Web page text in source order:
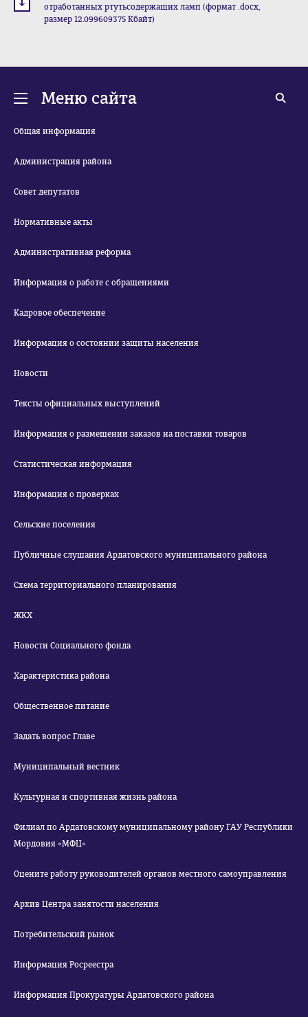
отработанных ртутьсодержащих ламп (формат .docx,
размер 12.099609375 Кбайт)
Меню сайта
Общая информация
Администрация района
Совет депутатов
Нормативные акты
Административная реформа
Информация о работе с обращениями
Кадровое обеспечение
Информация о состоянии защиты населения
Новости
Тексты официальных выступлений
Информация о размещении заказов на поставки товаров
Статистическая информация
Информация о проверках
Сельские поселения
Публичные слушания Ардатовского муниципального района
Схема территориального планирования
ЖКХ
Новости Социального фонда
Характеристика района
Общественное питание
Задать вопрос Главе
Муниципальный вестник
Культурная и спортивная жизнь района
Филиал по Ардатовскому муниципальному району ГАУ Республики
Мордовия «МФЦ»
Оцените работу руководителей органов местного самоуправления
Архив Центра занятости населения
Потребительский рынок
Информация Росреестра
Информация Прокуратуры Ардатовского района